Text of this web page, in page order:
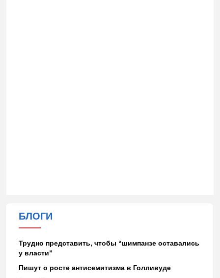
БЛОГИ
Трудно представить, чтобы “шимпанзе оставались
у власти”
Пишут о росте антисемитизма в Голливуде